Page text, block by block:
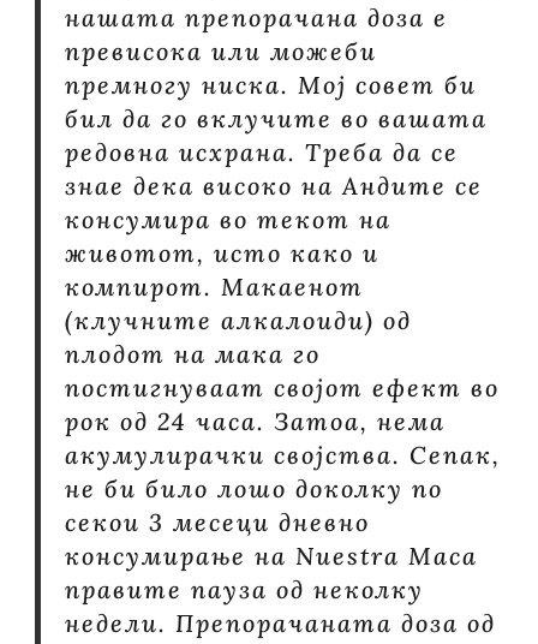
нашата препорачана доза е
превисока или можеби
премногу ниска. Мој совет би
бил да го вклучите во вашата
редовна исхрана. Треба да се
знае дека високо на Андите се
консумира во текот на
животот, исто како и
компирот. Макаенот
(клучните алкалоиди) од
плодот на мака го
постигнуваат својот ефект во
рок од 24 часа. Затоа, нема
акумулирачки својства. Сепак,
не би било лошо доколку по
секои 3 месеци дневно
консумирање на Nuestra Maca
правите пауза од неколку
недели. Препорачаната доза од